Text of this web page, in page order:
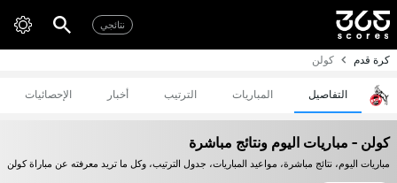
نتائجي
كرة قدم كولن
التفاصيل المباريات الترتيب أخبار الإحصائيات
كولن - مباريات اليوم ونتائج مباشرة
مباريات اليوم، نتائج مباشرة، مواعيد المباريات، جدول الترتيب، وكل ما تريد معرفته عن مباراة كولن